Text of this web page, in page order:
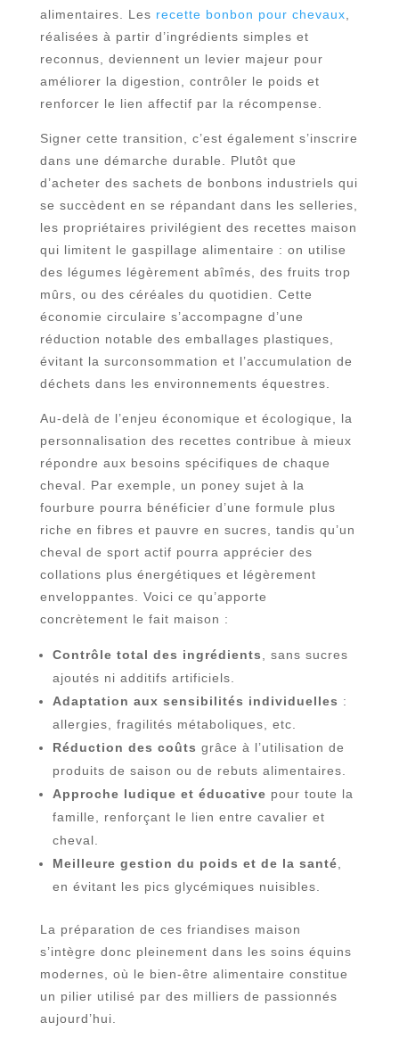
alimentaires. Les recette bonbon pour chevaux
réalisées à partir d’ingrédients simples et
reconnus, deviennent un levier majeur pour
améliorer la digestion, contrôler le poids et
renforcer le lien affectif par la récompense.
Signer cette transition, c’est également s’inscrire
dans une démarche durable. Plutôt que
d’acheter des sachets de bonbons industriels qui
se succèdent en se répandant dans les selleries,
les propriétaires privilégient des recettes maison
qui limitent le gaspillage alimentaire : on utilise
des légumes légèrement abîmés, des fruits trop
mûrs, ou des céréales du quotidien. Cette
économie circulaire s’accompagne d’une
réduction notable des emballages plastiques,
évitant la surconsommation et l’accumulation de
déchets dans les environnements équestres.
Au-delà de l’enjeu économique et écologique, la
personnalisation des recettes contribue à mieux
répondre aux besoins spécifiques de chaque
cheval. Par exemple, un poney sujet à la
fourbure pourra bénéficier d’une formule plus
riche en fibres et pauvre en sucres, tandis qu’un
cheval de sport actif pourra apprécier des
collations plus énergétiques et légèrement
enveloppantes. Voici ce qu’apporte
concrètement le fait maison :
Contrôle total des ingrédients
, sans sucres
ajoutés ni additifs artificiels.
Adaptation aux sensibilités individuelles :
allergies, fragilités métaboliques, etc.
Réduction des coûts grâce à l’utilisation de
produits de saison ou de rebuts alimentaires.
Approche ludique et éducative pour toute la
famille, renforçant le lien entre cavalier et
cheval.
Meilleure gestion du poids et de la santé
en évitant les pics glycémiques nuisibles.
La préparation de ces friandises maison
s’intègre donc pleinement dans les soins équins
modernes, où le bien-être alimentaire constitue
un pilier utilisé par des milliers de passionnés
aujourd’hui.